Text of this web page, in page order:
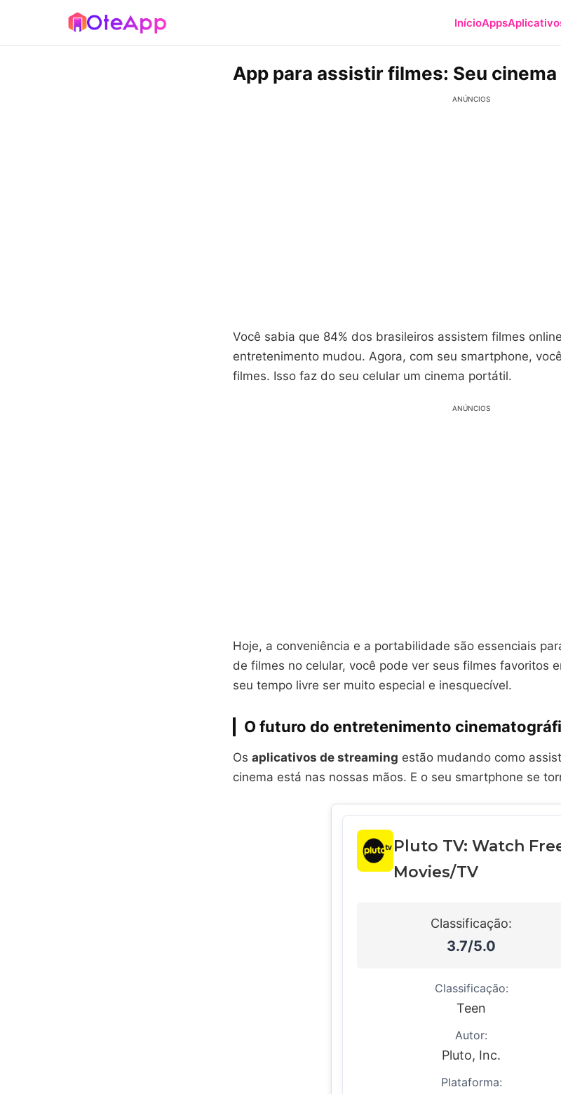
InícioApps
App para assistir filmes: Seu
ANÚNCIOS
Você sabia que 84% dos brasileiros assistem filmes
entretenimento mudou. Agora, com seu smartphone,
filmes. Isso faz do seu celular um cinema portátil.
ANÚNCIOS
Hoje, a conveniência e a portabilidade são essenciais
de filmes no celular, você pode ver seus filmes favoritos
seu tempo livre ser muito especial e inesquecível.
O futuro do entretenimento
Os aplicativos de streaming estão mudando como
cinema está nas nossas mãos. E o seu smartphone se
Pluto TV: Watch
Movies/TV
Classificação:
3.7/5.0
Classificação:
Teen
Autor:
Pluto, Inc.
Plataforma: